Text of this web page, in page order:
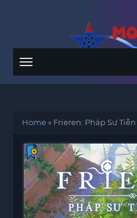
Menu
Home» Frieren: Pháp Sư